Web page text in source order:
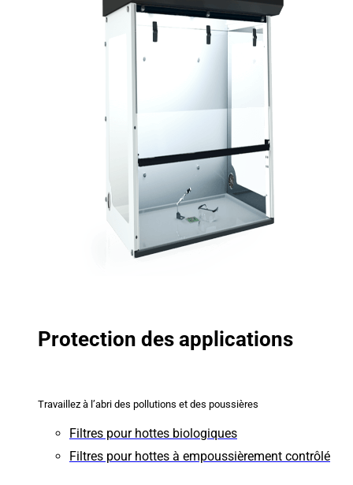
Protection des applications
Travaillez à l’abri des pollutions et des poussières
Filtres pour hottes biologiques
Filtres pour hottes à empoussièrement contrôlé